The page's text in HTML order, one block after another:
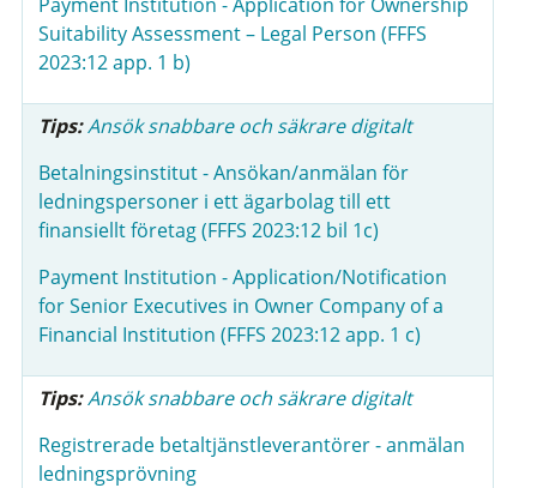
Suitability Assessment – Legal Person (FFFS
2023:12 app. 1 b)
Tips:Ansök snabbare och säkrare digitalt
Betalningsinstitut - Ansökan/anmälan för
ledningspersoner i ett ägarbolag till ett
finansiellt företag (FFFS 2023:12 bil 1c)
Payment Institution - Application/Notification
for Senior Executives in Owner Company of a
Financial Institution (FFFS 2023:12 app. 1 c)
Tips:Ansök snabbare och säkrare digitalt
Registrerade betaltjänstleverantörer - anmälan
ledningsprövning